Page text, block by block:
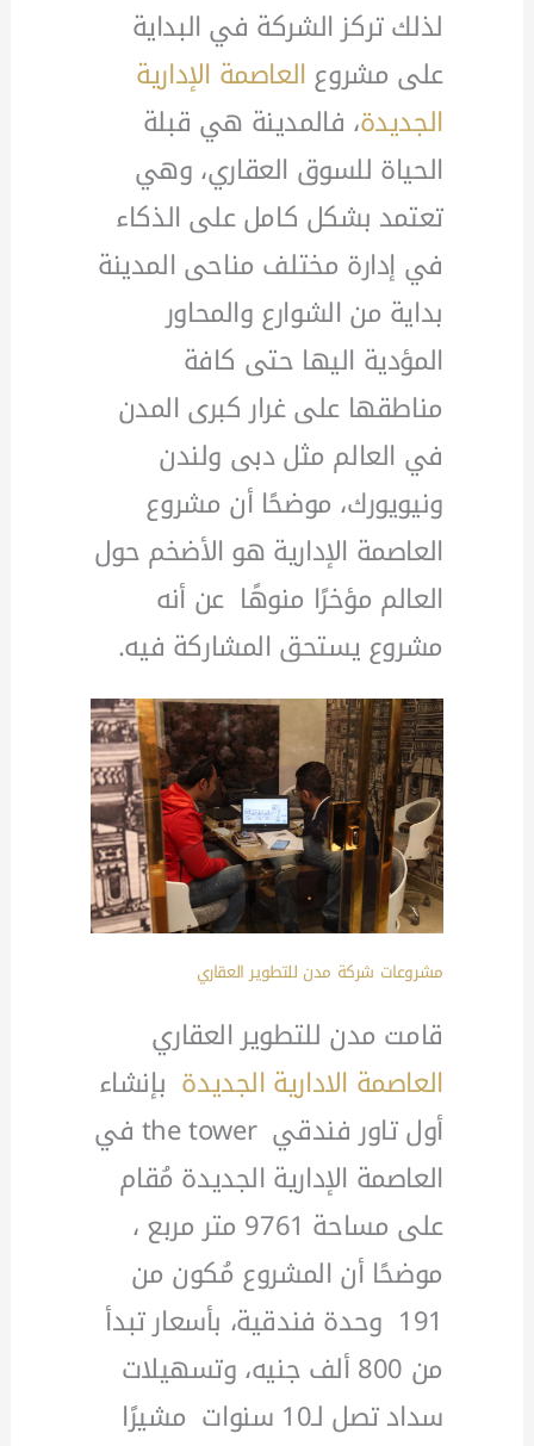
لذلك تركز الشركة في البداية
على مشروعالعاصمة الإدارية
الجديدة، فالمدينة هي قبلة
الحياة للسوق العقاري، وهي
تعتمد بشكل كامل على الذكاء
في إدارة مختلف مناحى المدينة
بداية من الشوارع والمحاور
المؤدية اليها حتى كافة
مناطقها على غرار كبرى المدن
في العالم مثل دبى ولندن
ونيويورك، موضحًا أن مشروع
العاصمة الإدارية هو الأضخم حول
العالم مؤخرًا منوهًا عن أنه
مشروع يستحق المشاركة فيه.
مشروعات شركة مدن للتطوير العقاري
قامت مدن للتطوير العقاري
العاصمة الادارية الجديدة بإنشاء
أول تاور فندقي the tower في
العاصمة الإدارية الجديدة مُقام
على مساحة 9761 متر مربع ،
موضحًا أن المشروع مُكون من
191 وحدة فندقية، بأسعار تبدأ
من 800 ألف جنيه، وتسهيلات
سداد تصل لـ10 سنوات مشيرًا